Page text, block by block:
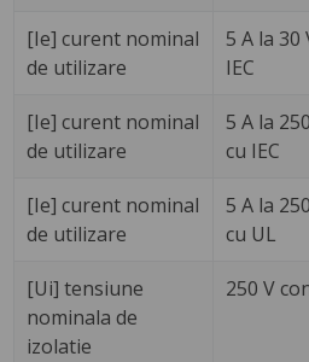
[Ie] curent nominal
de utilizare
5 A la
IEC
[Ie] curent nominal
de utilizare
5 A la
cu IEC
[Ie] curent nominal
de utilizare
5 A la
cu UL
[Ui] tensiune
nominala de
izolatie
250 V